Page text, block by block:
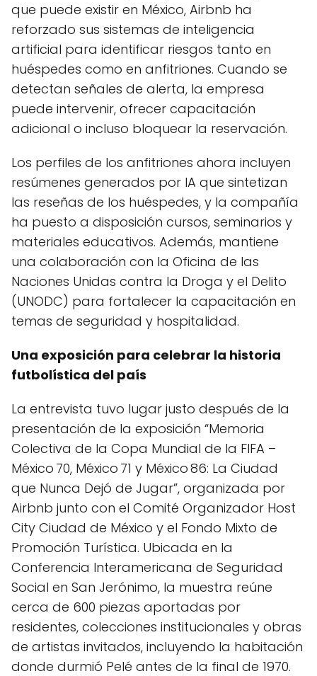
que puede existir en México, Airbnb ha
reforzado sus sistemas de inteligencia
artificial para identificar riesgos tanto en
huéspedes como en anfitriones. Cuando se
detectan señales de alerta, la empresa
puede intervenir, ofrecer capacitación
adicional o incluso bloquear la reservación.
Los perfiles de los anfitriones ahora incluyen
resúmenes generados por IA que sintetizan
las reseñas de los huéspedes, y la compañía
ha puesto a disposición cursos, seminarios y
materiales educativos. Además, mantiene
una colaboración con la Oficina de las
Naciones Unidas contra la Droga y el Delito
(UNODC) para fortalecer la capacitación en
temas de seguridad y hospitalidad.
Una exposición para celebrar la historia
futbolística del país
La entrevista tuvo lugar justo después de la
presentación de la exposición “Memoria
Colectiva de la Copa Mundial de la FIFA –
México 70, México 71 y México 86: La Ciudad
que Nunca Dejó de Jugar”, organizada por
Airbnb junto con el Comité Organizador Host
City Ciudad de México y el Fondo Mixto de
Promoción Turística. Ubicada en la
Conferencia Interamericana de Seguridad
Social en San Jerónimo, la muestra reúne
cerca de 600 piezas aportadas por
residentes, colecciones institucionales y obras
de artistas invitados, incluyendo la habitación
donde durmió Pelé antes de la final de 1970.